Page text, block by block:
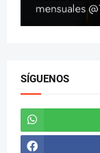
SÍGUENOS